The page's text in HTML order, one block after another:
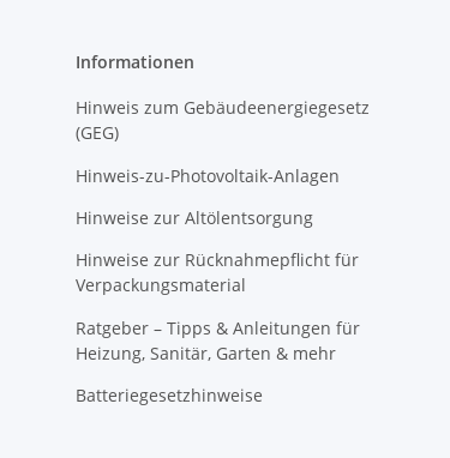
Informationen
Hinweis zum Gebäudeenergiegesetz
(GEG)
Hinweis-zu-Photovoltaik-Anlagen
Hinweise zur Altölentsorgung
Hinweise zur Rücknahmepflicht für
Verpackungsmaterial
Ratgeber – Tipps & Anleitungen für
Heizung, Sanitär, Garten & mehr
Batteriegesetzhinweise